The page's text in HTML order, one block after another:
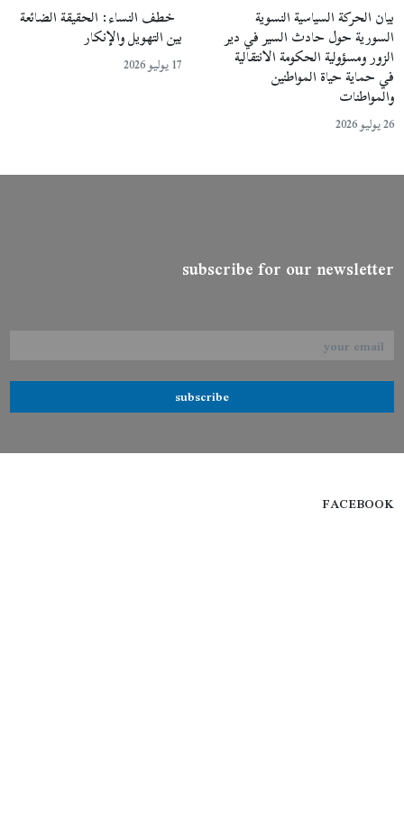
بيان الحركة السياسية النسوية
السورية حول حادث السير في دير
الزور ومسؤولية الحكومة الانتقالية
في حماية حياة المواطنين
والمواطنات
26 يوليو 2026
خطف النساء: الحقيقة الضائعة
بين التهويل والإنكار
17 يوليو 2026
subscribe for our newsletter
subscribe
FACEBOOK